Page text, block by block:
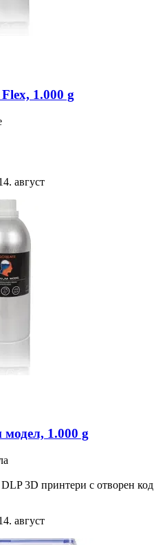
1.000 g
август
1.000 g
3D принтери с отворен код
август